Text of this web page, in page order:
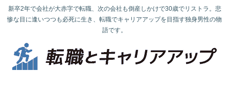
新卒2年で会社が大赤字で転職、次の会社も倒産しかけで30歳でリストラ。悲
惨な目に逢いつつも必死に生き、転職でキャリアアップを目指す独身男性の物
語です。